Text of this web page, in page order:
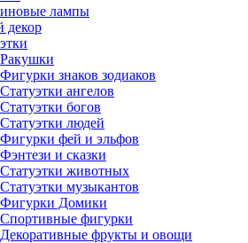
лампы
декор
Ракушки
Фигурки знаков зодиаков
Статуэтки ангелов
Статуэтки богов
Статуэтки людей
Фигурки фей и эльфов
Фэнтези и сказки
Статуэтки животных
Статуэтки музыкантов
Фигурки Домики
Спортивные фигурки
Декоративные фрукты и овощи